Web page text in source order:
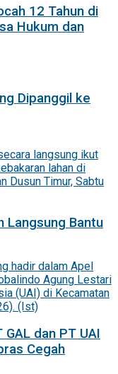
12 Tahun di
Hukum dan
Dipanggil ke
Langsung Bantu
dan PT UAI
Cegah